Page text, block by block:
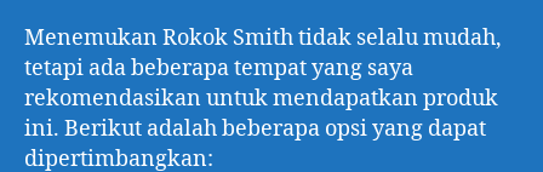
Menemukan Rokok Smith tidak selalu mudah,
tetapi ada beberapa tempat yang saya
rekomendasikan untuk mendapatkan produk
ini. Berikut adalah beberapa opsi yang dapat
dipertimbangkan: